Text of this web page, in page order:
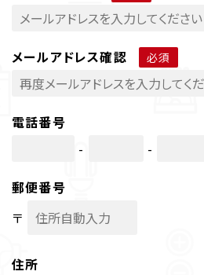
メールアドレス確認
電話番号
-
-
郵便番号
〒
住所